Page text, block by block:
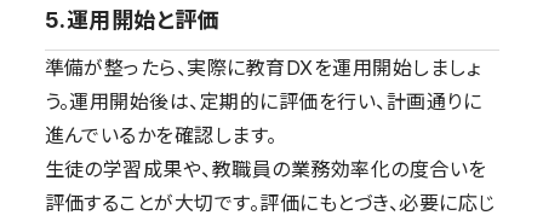
5.運用開始と評価
準備が整ったら、実際に教育DXを運用開始しましょ
う。運用開始後は、定期的に評価を行い、計画通りに
進んでいるかを確認します。
生徒の学習成果や、教職員の業務効率化の度合いを
評価することが大切です。評価にもとづき、必要に応じ